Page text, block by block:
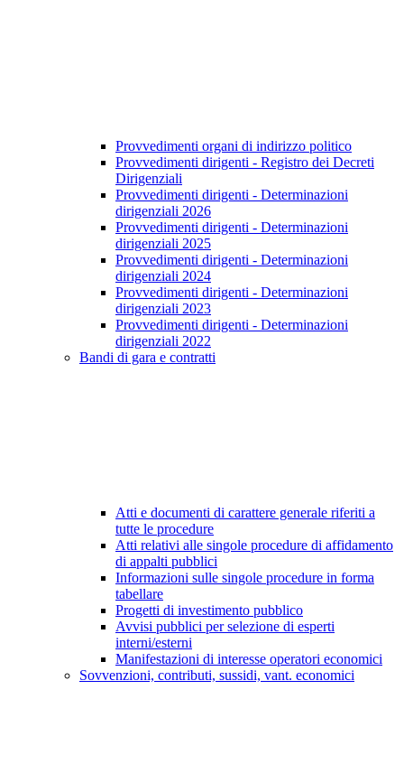
Provvedimenti organi di indirizzo politico
Provvedimenti dirigenti - Registro dei Decreti
Dirigenziali
Provvedimenti dirigenti - Determinazioni
dirigenziali 2026
Provvedimenti dirigenti - Determinazioni
dirigenziali 2025
Provvedimenti dirigenti - Determinazioni
dirigenziali 2024
Provvedimenti dirigenti - Determinazioni
dirigenziali 2023
Provvedimenti dirigenti - Determinazioni
dirigenziali 2022
Bandi di gara e contratti
Atti e documenti di carattere generale riferiti a
tutte le procedure
Atti relativi alle singole procedure di affidamento
di appalti pubblici
Informazioni sulle singole procedure in forma
tabellare
Progetti di investimento pubblico
Avvisi pubblici per selezione di esperti
interni/esterni
Manifestazioni di interesse operatori economici
Sovvenzioni, contributi, sussidi, vant. economici